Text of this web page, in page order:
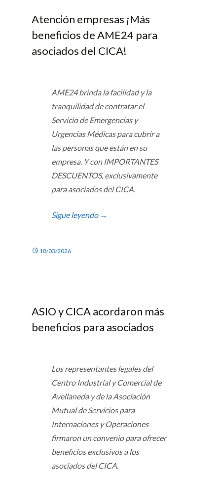
Atención empresas ¡Más
beneficios de AME24 para
asociados del CICA!
AME24 brinda la facilidad y la
tranquilidad de contratar el
Servicio de Emergencias y
Urgencias Médicas para cubrir a
las personas que están en su
empresa. Y con IMPORTANTES
DESCUENTOS, exclusivamente
para asociados del CICA.
Sigue leyendo →
18/03/2026
ASIO y CICA acordaron más
beneficios para asociados
Los representantes legales del
Centro Industrial y Comercial de
Avellaneda y de la Asociación
Mutual de Servicios para
Internaciones y Operaciones
firmaron un convenio para ofrecer
beneficios exclusivos a los
asociados del CICA.